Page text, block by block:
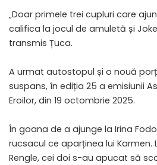
„Doar primele trei cupluri care
califica la jocul de amuletă și
transmis Țuca.
A urmat autostopul și o nouă
suspans, în ediția 25 a emisiunii
Eroilor, din 19 octombrie 2025.
În goana de a ajunge la Irina
rucsacul ce aparținea lui Karmen.
Rengle, cei doi s-au apucat să